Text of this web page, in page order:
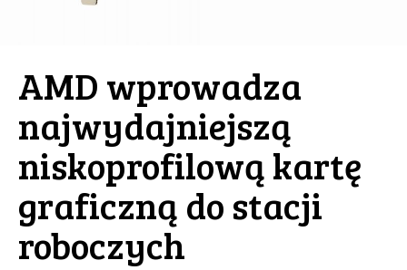
AMD wprowadza
najwydajniejszą
niskoprofilową kartę
graficzną do stacji
roboczych